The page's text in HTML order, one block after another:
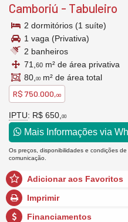
Camboriú - Tabuleiro
2 dormitórios (1 suíte)
1 vaga (Privativa)
2 banheiros
71, 60 m² de área privativa
80, 00 m² de área total
R$ 750.000,00
IPTU: R$ 650, 00
Mais Informações via
Os preços, disponibilidades e condições
comunicação.
Adicionar aos Favoritos
Imprimir
Financiamentos